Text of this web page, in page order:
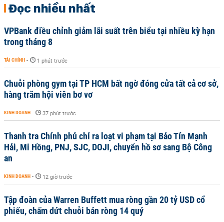
Đọc nhiều nhất
VPBank điều chỉnh giảm lãi suất trên biểu tại nhiều kỳ hạn
trong tháng 8
TÀI CHÍNH - 1 phút trước
Chuỗi phòng gym tại TP HCM bất ngờ đóng cửa tất cả cơ sở,
hàng trăm hội viên bơ vơ
KINH DOANH - 37 phút trước
Thanh tra Chính phủ chỉ ra loạt vi phạm tại Bảo Tín Mạnh
Hải, Mi Hồng, PNJ, SJC, DOJI, chuyển hồ sơ sang Bộ Công
an
KINH DOANH - 12 giờ trước
Tập đoàn của Warren Buffett mua ròng gần 20 tỷ USD cổ
phiếu, chấm dứt chuỗi bán ròng 14 quý